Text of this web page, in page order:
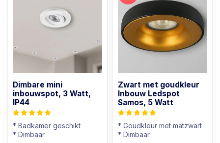
Dimbare mini
inbouwspot, 3 Watt,
IP44
* Badkamer geschikt
* Dimbaar
Zwart met goudkleur
Inbouw Ledspot
Samos, 5 Watt
* Goudkleur met matzwart
* Dimbaar